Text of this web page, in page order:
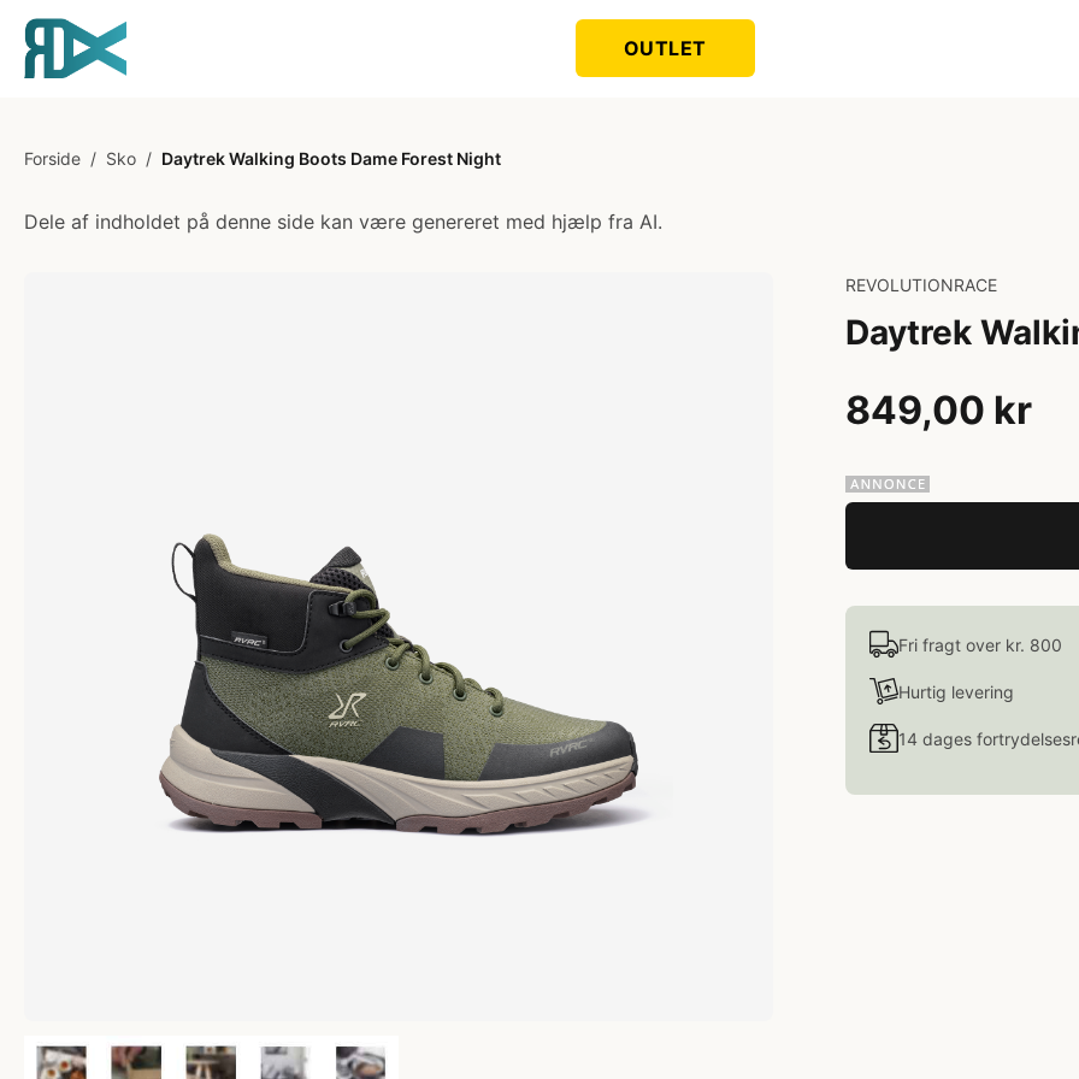
OUTLET
Forside / Sko / Daytrek Walking Boots Dame Forest Night
Dele af indholdet på denne side kan være genereret med hjælp fra AI.
REVOLUTIONRACE
Daytrek
849,00 kr
Fri fragt over kr. 800
Hurtig levering
14 dages